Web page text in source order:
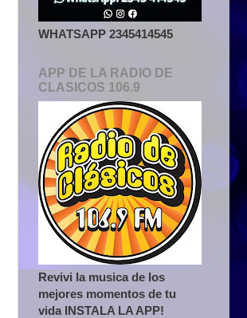
WHATSAPP 2345414545
APP DE LA RADIO DE
CLASICOS 106.9
Revivi la musica de los
mejores momentos de tu
vida INSTALA LA APP!